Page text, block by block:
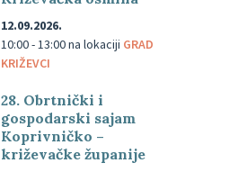
12.09.2026.
10:00 - 13:00na lokaciji GRAD
KRIŽEVCI
28. Obrtnički i
gospodarski sajam
Koprivničko –
križevačke županije